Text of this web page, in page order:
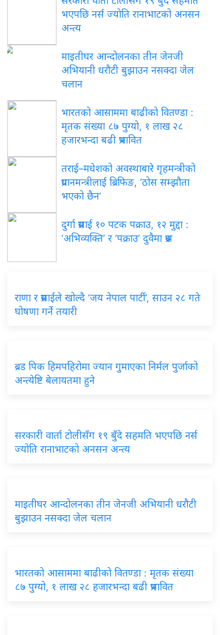
भएपछि नर्स ज्योति रानाभाटको अनसन
अन्त्य
माइतीघर आन्दोलनका तीन जेनजी
अभियानी धरौटी बुझाउन नसक्दा जेल
चलान
भारतको आसाममा बाढीको वितण्डा :
मृतक संख्या ८७ पुग्यो, १ लाख २८
हजारभन्दा बढी प्रभावित
तराई–मधेशको अवस्थाबारे गृहमन्त्रीको
प्रधानमन्त्रीलाई ब्रिफिङ, ‘ठोस सम्झौता
भएको छैन’
दुर्गा प्रसाईं १० पटक पक्राउ, १२ मुद्दा :
‘अभिव्यक्ति’ र ‘पक्राउ’ दुवैमा प्रश्न
राणा र प्रसाईंले खोल्दै ‘जय नेपाल पार्टी’, साउन २८ गते
घोषणा गर्ने तयारी
ब्रड पिक हिमपहिरोमा ज्यान गुमाएका निर्मल पुर्जाको
अन्त्येष्टि बेलायतमा हुने
सरकारी वार्ता टोलीसँग १९ बुँदे सहमति भएपछि नर्स
ज्योति रानाभाटको अनसन अन्त्य
माइतीघर आन्दोलनका तीन जेनजी अभियानी धरौटी
बुझाउन नसक्दा जेल चलान
भारतको आसाममा बाढीको वितण्डा : मृतक संख्या
८७ पुग्यो, १ लाख २८ हजारभन्दा बढी प्रभावित